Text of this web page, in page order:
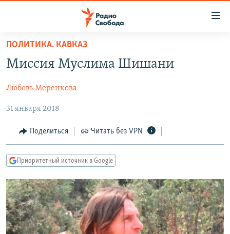
упрощенного
доступа
содержанию
Вернутся
главной
навигации
Вернутся
поиску
АВТОРСКИЕ ПРОЕКТЫ
ЦИТАТЫ СВОБОДЫ
МНЕНИЯ
КУЛЬТУРА
IDEL.РЕАЛИИ
КАВКАЗ.РЕАЛИИ
СЕВЕР.РЕАЛИИ
СИБИРЬ.РЕАЛИИ
ПОЛИТИКА. КАВКАЗ
Миссия Муслима Шишани
Любовь Меренкова
31 января 2018
Поделиться Читать без VPN
Приоритетный источник в Google